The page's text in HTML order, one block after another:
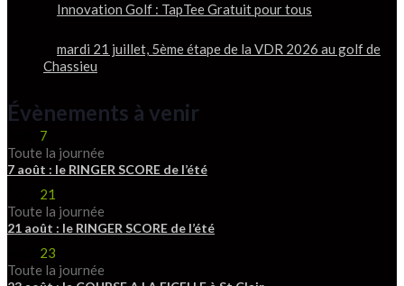
Innovation Golf : TapTee Gratuit pour tous
mardi 21 juillet, 5ème étape de la VDR 2026 au golf de
Chassieu
Évènements à venir
7
Toute la journée
7 août : le RINGER SCORE de l’été
21
Toute la journée
21 août : le RINGER SCORE de l’été
23
Toute la journée